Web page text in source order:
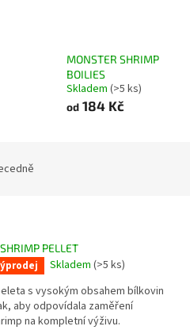
MONSTER SHRIMP
BOILIES
Skladem (>5 ks)
od184 Kč
PELLET
Skladem (>5 ks)
s vysokým obsahem bílkovin
aby odpovídala zaměření
na kompletní výživu.